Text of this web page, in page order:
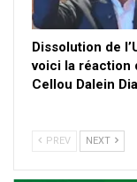
Dissolution de
voici la réaction
Cellou Dalein
PREV NEXT